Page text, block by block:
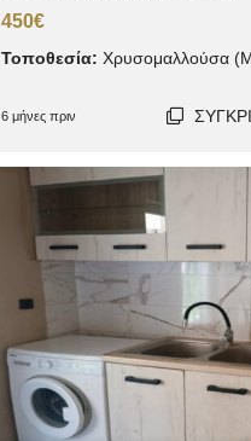
450€
Τοποθεσία: Χρυσομαλλούσα
6 μήνες πριν